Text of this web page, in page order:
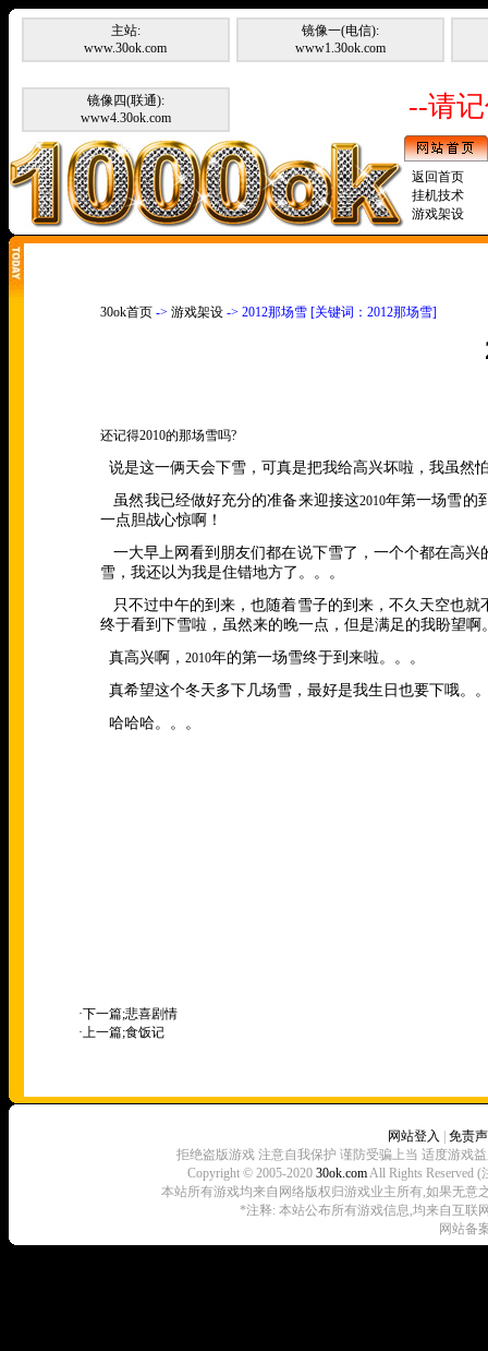
主站:
www.30ok.com
镜像一(电信):
www1.30ok.com
镜像四(联通):
www4.30ok.com
--请
返回首页
挂机技术
游戏架设
30ok首页 -> 游戏架设 -> 2012那场雪 [关键词：2012那场雪]
还记得2010的那场雪吗?
说是这一俩天会下雪，可真是把我给高兴坏啦，我虽然
虽然我已经做好充分的准备来迎接这2010年第一场雪的
一点胆战心惊啊！
一大早上网看到朋友们都在说下雪了，一个个都在高
雪，我还以为我是住错地方了。。。
只不过中午的到来，也随着雪子的到来，不久天空也
终于看到下雪啦，虽然来的晚一点，但是满足的我盼望啊
真高兴啊， 2010年的第一场雪终于到来啦。。。
真希望这个冬天多下几场雪，最好是我生日也要下哦。
哈哈哈。。。
·下一篇;悲喜剧情
·上一篇;食饭记
网站登入
免责
拒绝盗版游戏 注意自我保护 谨防受骗上当 适度游戏
Copyright © 2005-2020 30ok.comAll Rights Reserved
本站所有游戏均来自网络版权归游戏业主所有,如果无意
*注释: 本站公布所有游戏信息,均来自互联
网站备